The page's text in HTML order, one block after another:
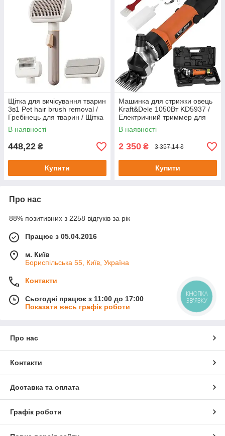
Щітка для вичісування тварин
3в1 Pet hair brush removal /
Гребінець для тварин / Щітка
для собак і котів
В наявності
448,22 ₴
Купити
Машинка для стрижки овець
Kraft&Dele 1050Вт KD5937 /
Електричний триммер для
стрижки тварин
В наявності
2 350 ₴ 3 357,14 ₴
Купити
Про нас
88% позитивних з 2258 відгуків за рік
Працює з 05.04.2016
м. Київ
Бориспільська 55, Київ, Україна
Контакти
Сьогодні працює з 11:00 до 17:00
Показати весь графік роботи
Про нас
Контакти
Доставка та оплата
Графік роботи
КНОПКА
ЗВ'ЯЗКУ